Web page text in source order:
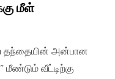
மீள்
தந்தையின் அன்பான
மீண்டும் வீட்டிற்கு